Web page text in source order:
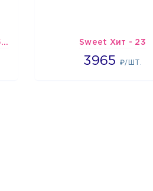
Шарик-открытка "Звезда 45 см" №1 Sweet Хит - 23
3965 ₽/ШТ.
3965